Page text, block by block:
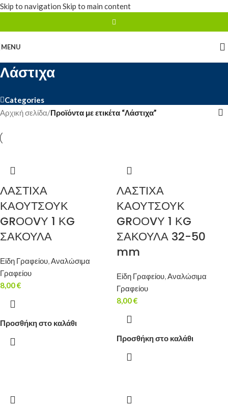
Skip to navigation Skip to main content
MENU
Λάστιχα
Categories
Αρχική σελίδα/Προϊόντα με ετικέτα “Λάστιχα”
ΛΑΣΤΙΧΑ
ΚΑΟΥΤΣΟΥΚ
GRΟΟVΥ 1 ΚG
ΣΑΚΟΥΛΑ
Είδη Γραφείου,Αναλώσιμα
Γραφείου
8,00€
Προσθήκη στο καλάθι
ΛΑΣΤΙΧΑ
ΚΑΟΥΤΣΟΥΚ
GRΟΟVΥ 1 ΚG
ΣΑΚΟΥΛΑ 32-50
mm
Είδη Γραφείου,Αναλώσιμα
Γραφείου
8,00€
Προσθήκη στο καλάθι